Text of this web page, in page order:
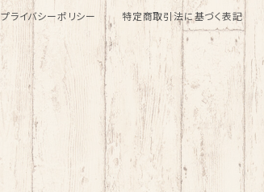
プライバシーポリシー 特定商取引法に基づく表記